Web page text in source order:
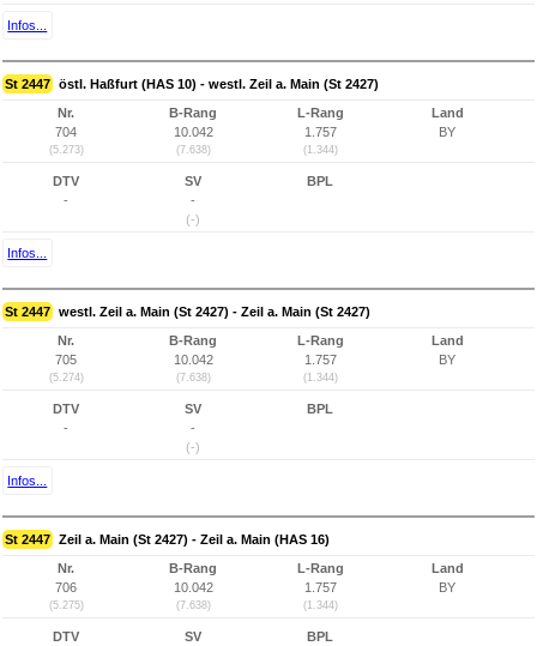
Infos...
St 2447 östl. Haßfurt (HAS 10) - westl. Zeil a. Main (St 2427)
Nr.
704
(5.273)
B-Rang
10.042
(7.638)
L-Rang
1.757
(1.344)
Land
BY
DTV
-
SV
-
(-)
BPL
Infos...
St 2447 westl. Zeil a. Main (St 2427) - Zeil a. Main (St 2427)
Nr.
705
(5.274)
B-Rang
10.042
(7.638)
L-Rang
1.757
(1.344)
Land
BY
DTV
-
SV
-
(-)
BPL
Infos...
St 2447 Zeil a. Main (St 2427) - Zeil a. Main (HAS 16)
Nr.
706
(5.275)
B-Rang
10.042
(7.638)
L-Rang
1.757
(1.344)
Land
BY
DTV
SV
BPL